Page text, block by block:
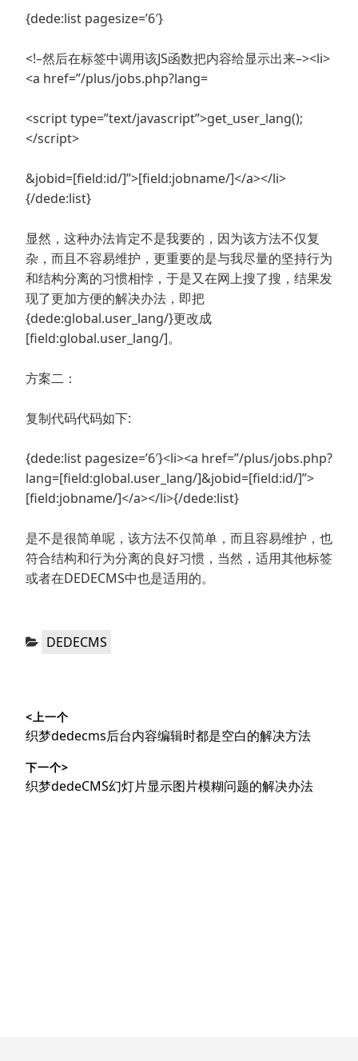
{dede:list pagesize=’6′}
<!–然后在标签中调用该JS函数把内容给显示出来–><li>
<a href=”/plus/jobs.php?lang=
<script type=”text/javascript”>get_user_lang();
</script>
&jobid=[field:id/]”>[field:jobname/]</a></li>
{/dede:list}
显然，这种办法肯定不是我要的，因为该方法不仅复
杂，而且不容易维护，更重要的是与我尽量的坚持行为
和结构分离的习惯相悖，于是又在网上搜了搜，结果发
现了更加方便的解决办法，即把
{dede:global.user_lang/}更改成
[field:global.user_lang/]。
方案二：
复制代码代码如下:
{dede:list pagesize=’6′}<li><a href=”/plus/jobs.php?
lang=[field:global.user_lang/]&jobid=[field:id/]”>
[field:jobname/]</a></li>{/dede:list}
是不是很简单呢，该方法不仅简单，而且容易维护，也
符合结构和行为分离的良好习惯，当然，适用其他标签
或者在DEDECMS中也是适用的。
分
DEDECMS
章
导
航
<上一个
上
文
章：
织梦dedecms后台内容编辑时都是空白的解决方法
下一个>
下
织梦dedeCMS幻灯片显示图片模糊问题的解决办法